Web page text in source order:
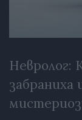
Невролог:
забраниха